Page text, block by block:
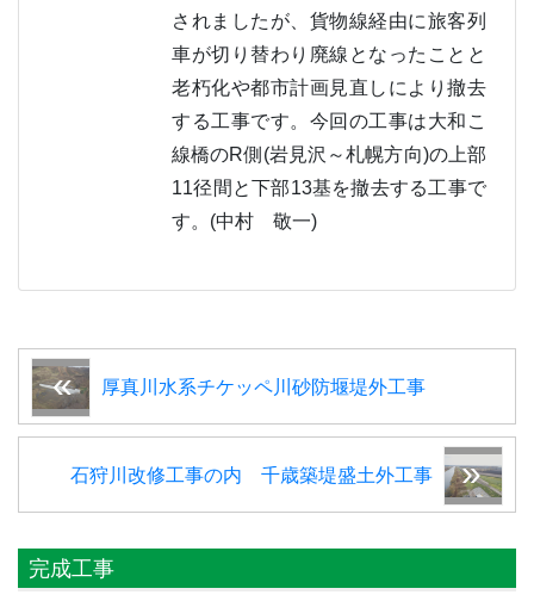
されましたが、貨物線経由に旅客列
車が切り替わり廃線となったことと
老朽化や都市計画見直しにより撤去
する工事です。今回の工事は大和こ
線橋のR側(岩見沢～札幌方向)の上部
11径間と下部13基を撤去する工事で
す。(中村 敬一)
厚真川水系チケッペ川砂防堰堤外工事
石狩川改修工事の内 千歳築堤盛土外工事
完成工事